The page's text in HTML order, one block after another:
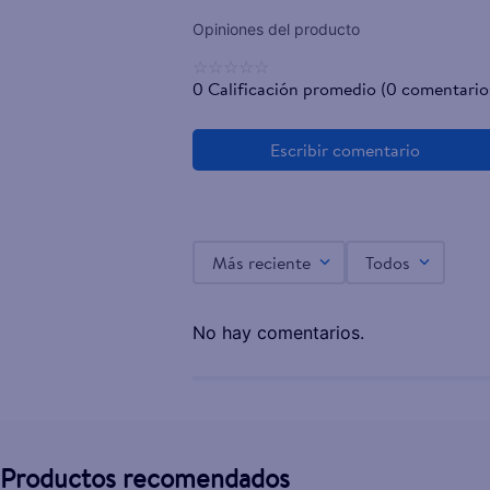
Cebolla Blanca - 3 a 4 Unidades
0 Calificación promedio (0
Más reciente Todos
No hay comentarios.
Productos recomendados